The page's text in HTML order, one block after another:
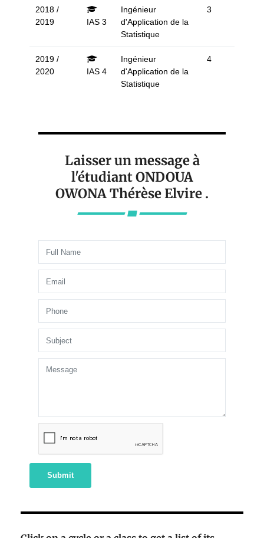
2018 /
2019
IAS 3
Ingénieur
d'Application de la
Statistique
3
2019 /
2020
IAS 4
Ingénieur
d'Application de la
Statistique
4
Laisser un message à
l'étudiant ONDOUA
OWONA Thérèse Elvire .
Submit